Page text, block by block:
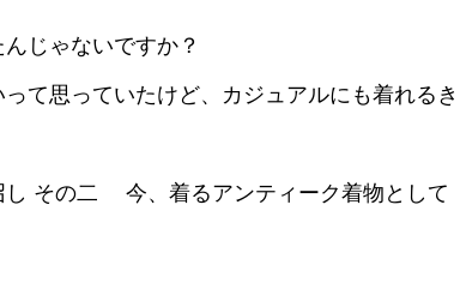
じゃないですか？
て思っていたけど、カジュアルにも着れるき
し その二 今、着るアンティーク着物として